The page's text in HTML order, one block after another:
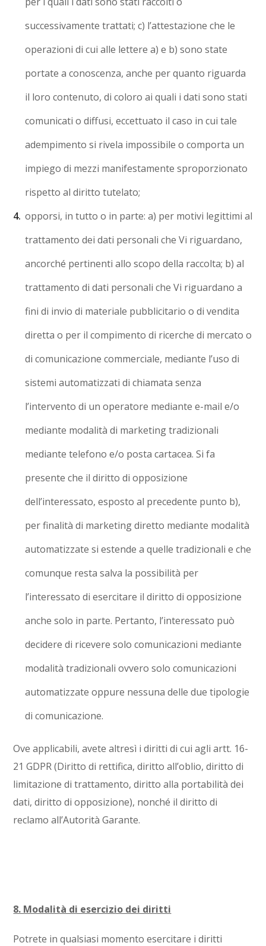
successivamente trattati; c) l’attestazione che le
operazioni di cui alle lettere a) e b) sono state
portate a conoscenza, anche per quanto riguarda
il loro contenuto, di coloro ai quali i dati sono stati
comunicati o diffusi, eccettuato il caso in cui tale
adempimento si rivela impossibile o comporta un
impiego di mezzi manifestamente sproporzionato
rispetto al diritto tutelato;
opporsi, in tutto o in parte: a) per motivi legittimi al
trattamento dei dati personali che Vi riguardano,
ancorché pertinenti allo scopo della raccolta; b) al
trattamento di dati personali che Vi riguardano a
fini di invio di materiale pubblicitario o di vendita
diretta o per il compimento di ricerche di mercato o
di comunicazione commerciale, mediante l’uso di
sistemi automatizzati di chiamata senza
l’intervento di un operatore mediante e-mail e/o
mediante modalità di marketing tradizionali
mediante telefono e/o posta cartacea. Si fa
presente che il diritto di opposizione
dell’interessato, esposto al precedente punto b),
per finalità di marketing diretto mediante modalità
automatizzate si estende a quelle tradizionali e che
comunque resta salva la possibilità per
l’interessato di esercitare il diritto di opposizione
anche solo in parte. Pertanto, l’interessato può
decidere di ricevere solo comunicazioni mediante
modalità tradizionali ovvero solo comunicazioni
automatizzate oppure nessuna delle due tipologie
di comunicazione.
Ove applicabili, avete altresì i diritti di cui agli artt. 16-
21 GDPR (Diritto di rettifica, diritto all’oblio, diritto di
limitazione di trattamento, diritto alla portabilità dei
dati, diritto di opposizione), nonché il diritto di
reclamo all’Autorità Garante.
8. Modalità di esercizio dei diritti
Potrete in qualsiasi momento esercitare i diritti